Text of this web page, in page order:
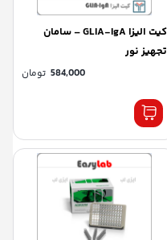
کیت الیزا GLIA-IgA – سامان
تجهیز نور
584,000 تومان